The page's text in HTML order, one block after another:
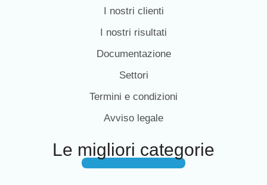
I nostri clienti
I nostri risultati
Documentazione
Settori
Termini e condizioni
Avviso legale
Le migliori categorie